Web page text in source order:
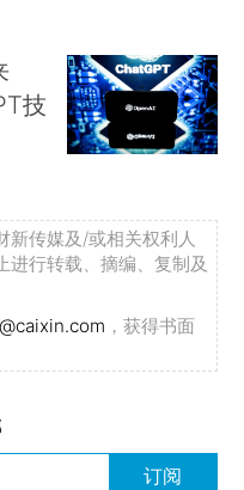
技
新传媒及/或相关权利人
进行转载、摘编、复制及
，获得书面
订阅